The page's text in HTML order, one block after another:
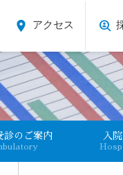
place アクセス data_loss_prevention
診のご案内 入